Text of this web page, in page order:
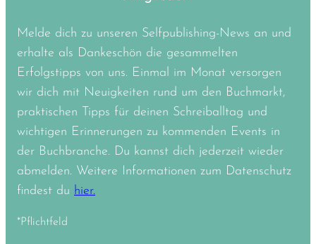
Melde dich zu unseren Selfpublishing-News an und
erhalte als Dankeschön die gesammelten
Erfolgstipps von uns. Einmal im Monat versorgen
wir dich mit Neuigkeiten rund um den Buchmarkt,
praktischen Tipps für deinen Schreiballtag und
wichtigen Erinnerungen zu kommenden Events in
der Buchbranche. Du kannst dich jederzeit wieder
abmelden. Weitere Informationen zum Datenschutz
findest du hier.
*Pflichtfeld